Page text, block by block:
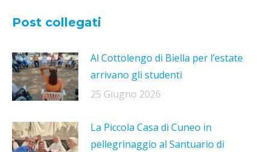
Post collegati
Al Cottolengo di Biella per l’estate
arrivano gli studenti
25 Giugno 2026
La Piccola Casa di Cuneo in
pellegrinaggio al Santuario di